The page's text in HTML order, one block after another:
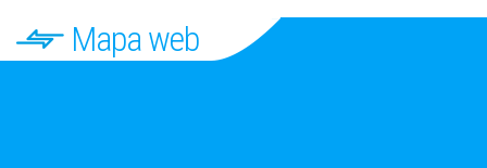
Mapa web